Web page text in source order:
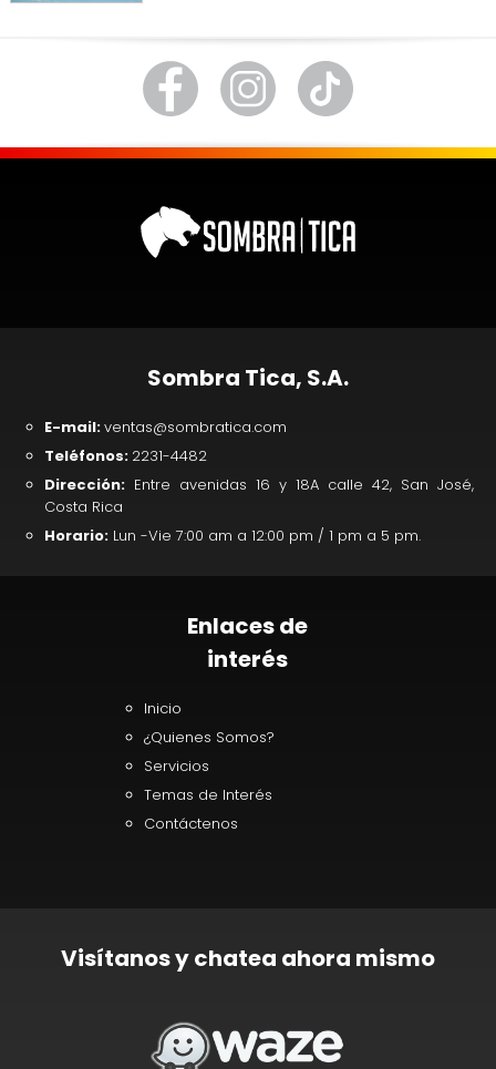
Sombra Tica, S.A.
E-mail:ventas@sombratica.com
Teléfonos: 2231-4482
Dirección: Entre avenidas 16 y 18A calle 42, San José,
Costa Rica
Horario: Lun -Vie 7:00 am a 12:00 pm / 1 pm a 5 pm.
Enlaces de
interés
Inicio
¿Quienes Somos?
Servicios
Temas de Interés
Contáctenos
Visítanos y chatea ahora mismo